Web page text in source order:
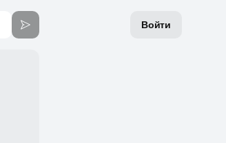
Войти